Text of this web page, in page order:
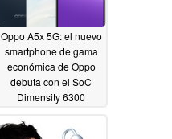
Oppo A5x 5G: el nuevo
smartphone de gama
económica de Oppo
debuta con el SoC
Dimensity 6300